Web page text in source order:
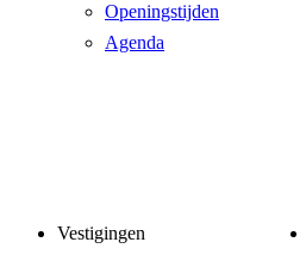
Openingstijden
Agenda
Vestigingen